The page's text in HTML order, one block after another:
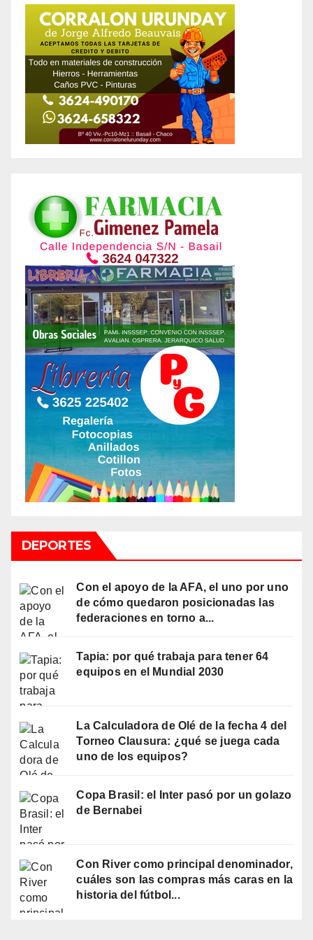
DEPORTES
Con el apoyo de la AFA, el uno por uno
de cómo quedaron posicionadas las
federaciones en torno a...
Tapia: por qué trabaja para tener 64
equipos en el Mundial 2030
La Calculadora de Olé de la fecha 4 del
Torneo Clausura: ¿qué se juega cada
uno de los equipos?
Copa Brasil: el Inter pasó por un golazo
de Bernabei
Con River como principal denominador,
cuáles son las compras más caras en la
historia del fútbol...